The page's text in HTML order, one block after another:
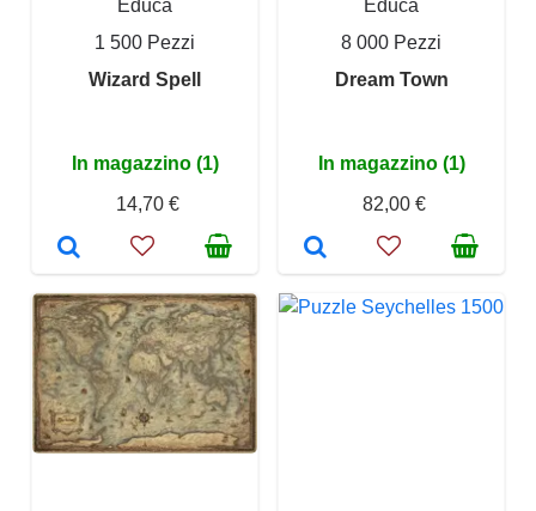
Educa
1 500 Pezzi
Wizard Spell
In magazzino (1)
14,70 €
Educa
8 000 Pezzi
Dream Town
In magazzino (1)
82,00 €